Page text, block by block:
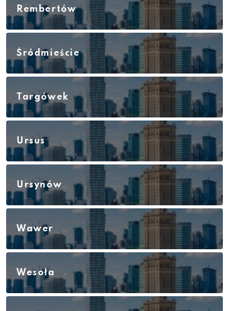
Rembertów
Śródmieście
Targówek
Ursus
Ursynów
Wawer
Wesoła